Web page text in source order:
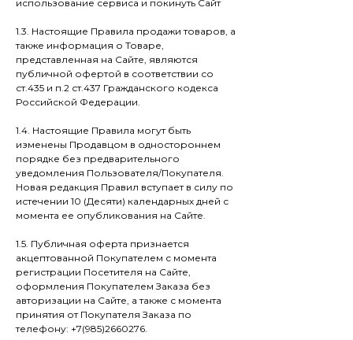
использование сервиса и покинуть Сайт
1.3. Настоящие Правила продажи товаров, а
также информация о Товаре,
представленная на Сайте, являются
публичной офертой в соответствии со
ст.435 и п.2 ст.437 Гражданского кодекса
Российской Федерации.
1.4. Настоящие Правила могут быть
изменены Продавцом в одностороннем
порядке без предварительного
уведомления Пользователя/Покупателя.
Новая редакция Правил вступает в силу по
истечении 10 (Десяти) календарных дней с
момента ее опубликования на Сайте.
1.5. Публичная оферта признается
акцептованной Покупателем с момента
регистрации Посетителя на Сайте,
оформления Покупателем Заказа без
авторизации на Сайте, а также с момента
принятия от Покупателя Заказа по
телефону: +7(985)2660276.